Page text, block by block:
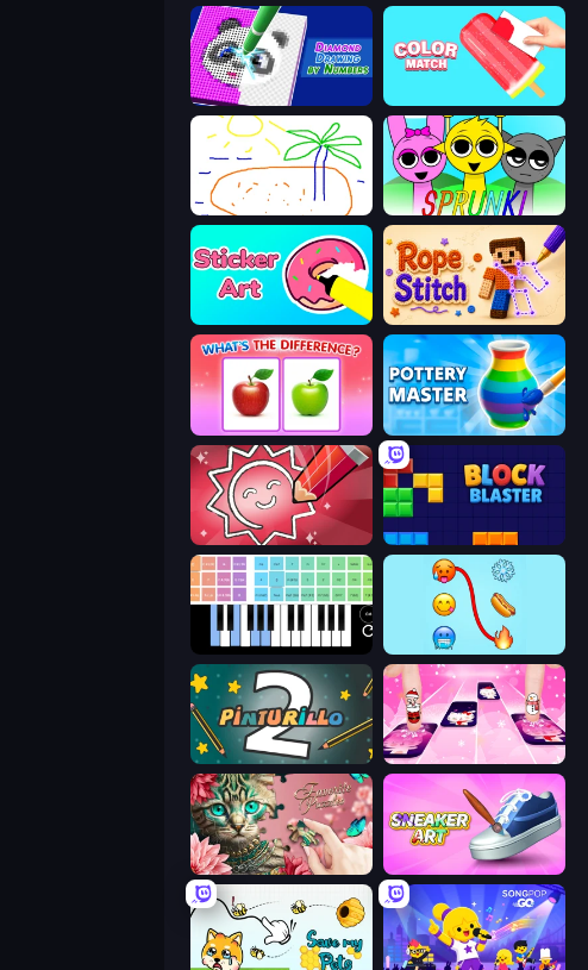
Skribbl.io Sprunki
Rope Stitch Puzzle
What's The Difference? Pottery Master
Draw Quiz Block Blaster
Virtual Online Piano Emoji Puzzle!
Pinturillo 2
Favorite Puzzles Sneaker Art